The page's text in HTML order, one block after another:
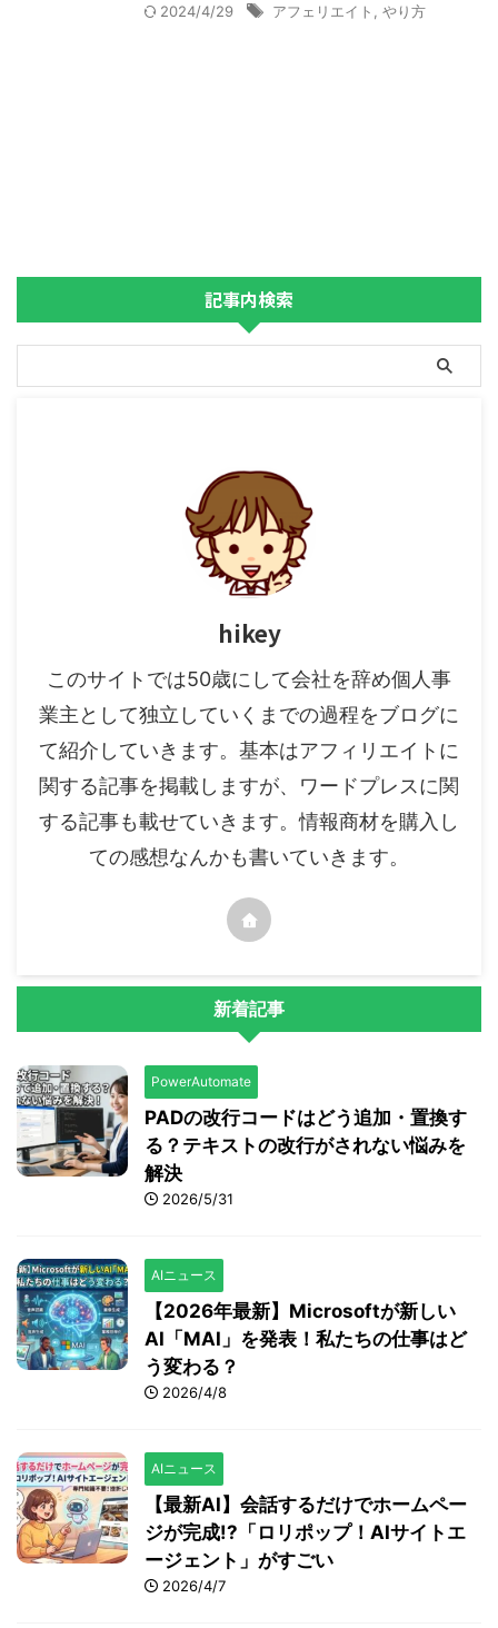
2024/4/29 アフェリエイト やり方
記事内検索
hikey
このサイトでは50歳にして会社を辞め個人事
業主として独立していくまでの過程をブログに
て紹介していきます。基本はアフィリエイトに
関する記事を掲載しますが、ワードプレスに関
する記事も載せていきます。情報商材を購入し
ての感想なんかも書いていきます。
新着記事
PowerAutomate
PADの改行コードはどう追加・置換す
る？テキストの改行がされない悩みを
解決
2026/5/31
AIニュース
【2026年最新】Microsoftが新しい
AI「MAI」を発表！私たちの仕事はど
う変わる？
2026/4/8
AIニュース
【最新AI】会話するだけでホームペー
ジが完成!?「ロリポップ！AIサイトエ
ージェント」がすごい
2026/4/7